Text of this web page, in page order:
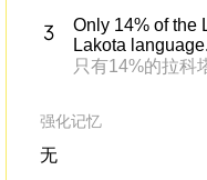
Only 14% of the
Lakota language.
只有14%的拉科
强化记忆
无